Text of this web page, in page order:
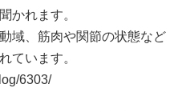
かれます。
域、筋肉や関節の状態など
ています。
6303/